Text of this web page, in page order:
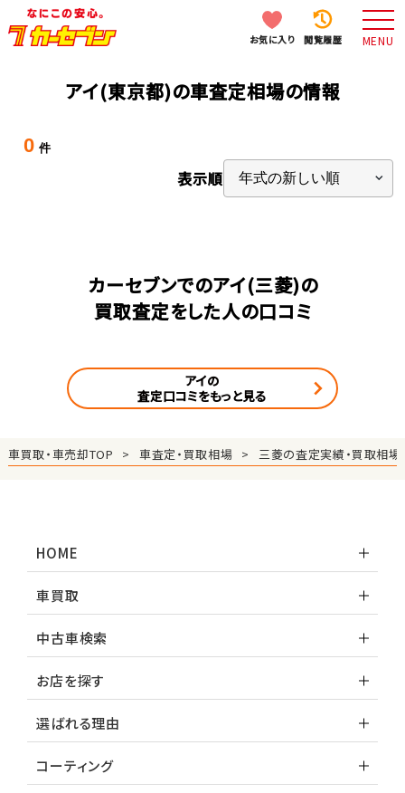
お気に入り 閲覧履歴 MENU
アイ(東京都)の車査定相場の情報
0 件
表示順
カーセブンでのアイ(三菱)の
買取査定をした人の口コミ
アイの
査定口コミをもっと見る
車買取・車売却TOP 車査定・買取相場 三菱の査定実績・買取相場
HOME
車買取
中古車検索
お店を探す
選ばれる理由
コーティング